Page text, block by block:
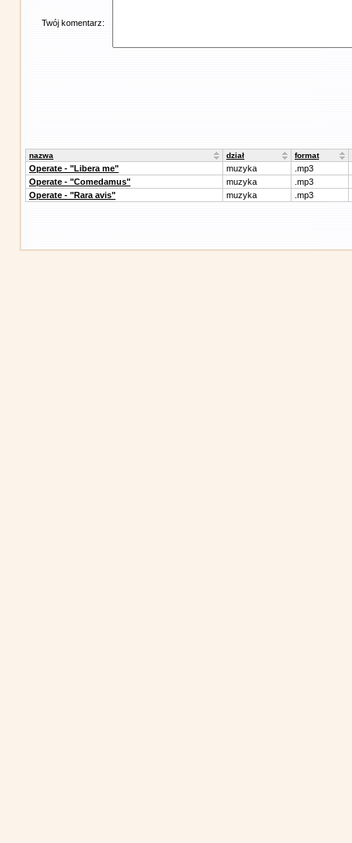
Twój komentarz:
nazwa dział format
Operate - "Libera me" muzyka
.mp3
Operate - "Comedamus"
muzyka
.mp3
Operate - "Rara avis"
muzyka .mp3